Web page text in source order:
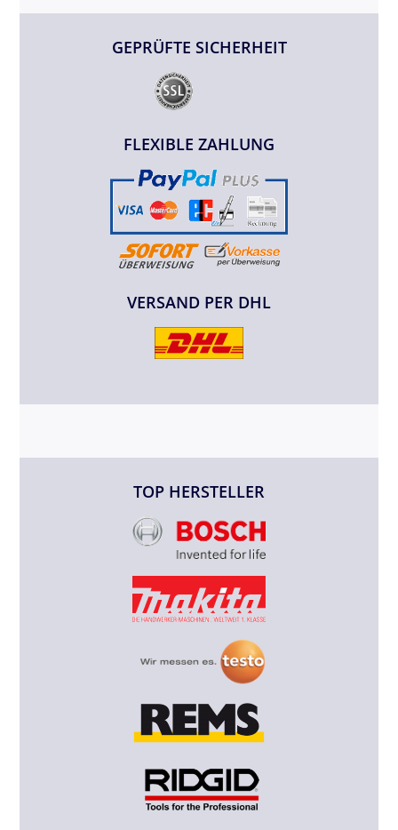
GEPRÜFTE SICHERHEIT
FLEXIBLE ZAHLUNG
VERSAND PER DHL
TOP HERSTELLER